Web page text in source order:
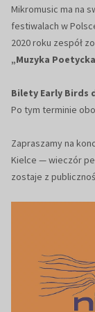
Mikromusic ma na
festiwalach w
2020 roku zespół
„Muzyka
Bilety Early Birds
Po tym terminie
Zapraszamy na
Kielce — wieczór
zostaje z